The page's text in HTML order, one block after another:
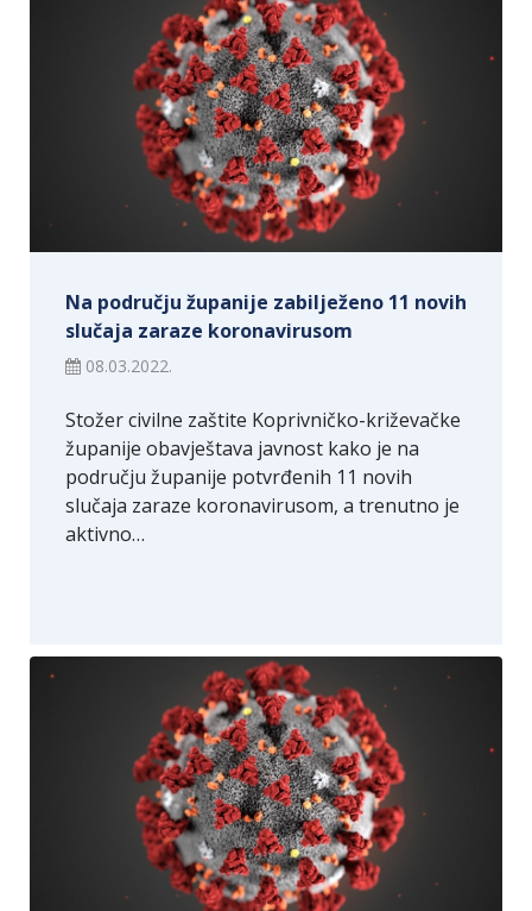
Na području županije zabilježeno 11 novih
slučaja zaraze koronavirusom
08.03.2022.
Stožer civilne zaštite Koprivničko-križevačke
županije obavještava javnost kako je na
području županije potvrđenih 11 novih
slučaja zaraze koronavirusom, a trenutno je
aktivno…